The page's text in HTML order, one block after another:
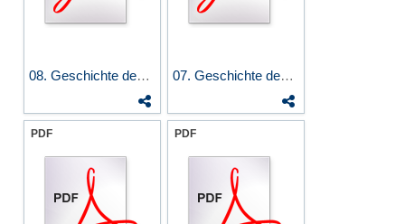
08. Geschichte des... 07. Geschichte des Rechnens II
PDF PDF